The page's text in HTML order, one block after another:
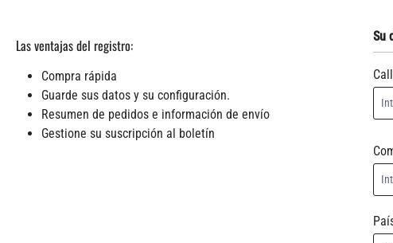
Las ventajas del registro:
Compra rápida
Guarde sus datos y su configuración.
Resumen de pedidos e información de envío
Gestione su suscripción al boletín
Su